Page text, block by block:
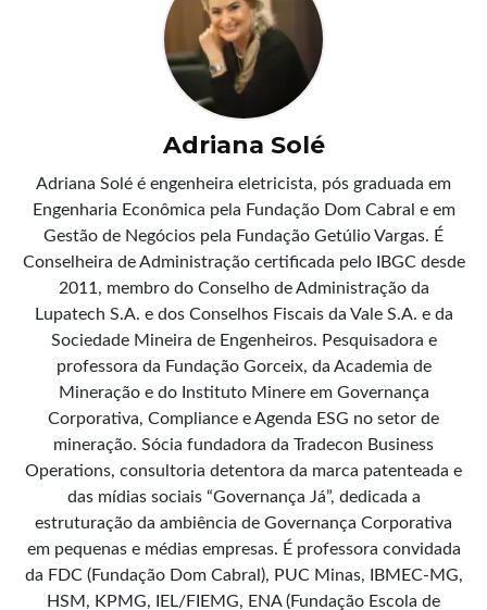
Adriana Solé
Adriana Solé é engenheira eletricista, pós graduada em
Engenharia Econômica pela Fundação Dom Cabral e em
Gestão de Negócios pela Fundação Getúlio Vargas. É
Conselheira de Administração certificada pelo IBGC desde
2011, membro do Conselho de Administração da
Lupatech S.A. e dos Conselhos Fiscais da Vale S.A. e da
Sociedade Mineira de Engenheiros. Pesquisadora e
professora da Fundação Gorceix, da Academia de
Mineração e do Instituto Minere em Governança
Corporativa, Compliance e Agenda ESG no setor de
mineração. Sócia fundadora da Tradecon Business
Operations, consultoria detentora da marca patenteada e
das mídias sociais “Governança Já”, dedicada a
estruturação da ambiência de Governança Corporativa
em pequenas e médias empresas. É professora convidada
da FDC (Fundação Dom Cabral), PUC Minas, IBMEC-MG,
HSM, KPMG, IEL/FIEMG, ENA (Fundação Escola de